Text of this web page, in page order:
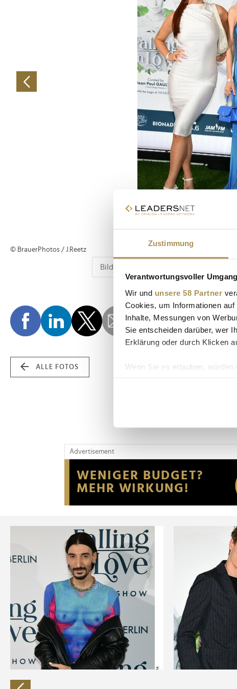
Zustimmung
Verantwortungsvoller
Wir und unsere 58 Partner
Cookies, um Informationen
Inhalte, Messungen von
Sie entscheiden darüber, wer
Erklärung oder durch Klicken
Wenn Sie es erlauben, würden
Erfahren Sie mehr darüber,
Wir verwenden Cookies, um
Website an unsere Partner für
möglicherweise mit weiteren
der Dienste gesammelt haben.
© BrauerPhotos / J.Reetz
ALLE FOTOS
Advertisement